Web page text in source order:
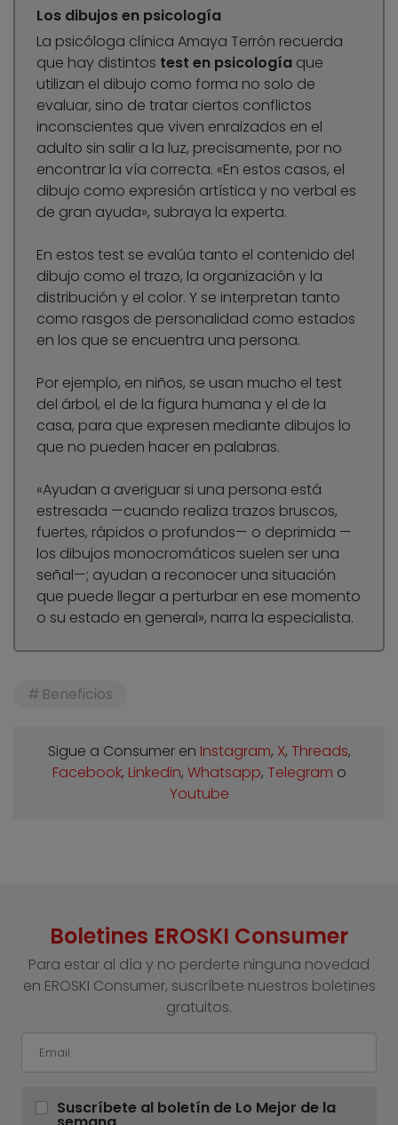
Los dibujos en psicología
La psicóloga clínica Amaya Terrón recuerda
que hay distintos test en psicología que
utilizan el dibujo como forma no solo de
evaluar, sino de tratar ciertos conflictos
inconscientes que viven enraizados en el
adulto sin salir a la luz, precisamente, por no
encontrar la vía correcta. «En estos casos, el
dibujo como expresión artística y no verbal es
de gran ayuda», subraya la experta.
En estos test se evalúa tanto el contenido del
dibujo como el trazo, la organización y la
distribución y el color. Y se interpretan tanto
como rasgos de personalidad como estados
en los que se encuentra una persona.
Por ejemplo, en niños, se usan mucho el test
del árbol, el de la figura humana y el de la
casa, para que expresen mediante dibujos lo
que no pueden hacer en palabras.
«Ayudan a averiguar si una persona está
estresada —cuando realiza trazos bruscos,
fuertes, rápidos o profundos— o deprimida —
los dibujos monocromáticos suelen ser una
señal—; ayudan a reconocer una situación
que puede llegar a perturbar en ese momento
o su estado en general», narra la especialista.
Beneficios
Sigue a Consumer en Instagram, X, Threads,
Facebook, Linkedin, Whatsapp, Telegram o
Youtube
Boletines EROSKI Consumer
Para estar al día y no perderte ninguna novedad
en EROSKI Consumer, suscríbete nuestros boletines
gratuitos.
Suscríbete al boletín de Lo Mejor de la